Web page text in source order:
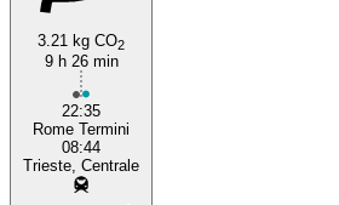
3.21 kg CO2
9 h 26 min
22:35
Rome Termini
08:44
Trieste, Centrale